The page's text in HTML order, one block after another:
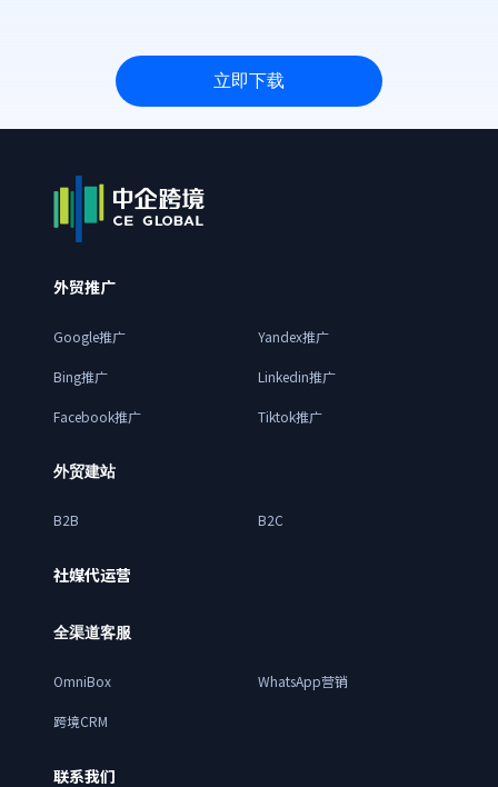
立即下载
外贸推广
Google推广 Yandex推广
Bing推广 Linkedin推广
Facebook推广 Tiktok推广
外贸建站
B2B B2C
社媒代运营
全渠道客服
OmniBox WhatsApp营销
跨境CRM
联系我们